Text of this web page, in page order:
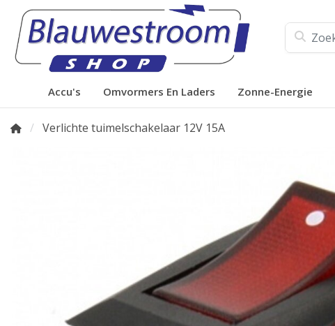
Accu's Omvormers En Laders Zonne-Energie
Verlichte tuimelschakelaar 12V 15A